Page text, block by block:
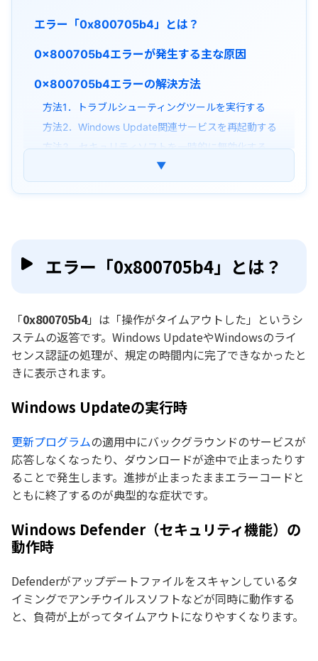
エラー「0x800705b4」とは？
0x800705b4エラーが発生する主な原因
0x800705b4エラーの解決方法
方法1．トラブルシューティングツールを実行する
方法2．Windows Update関連サービスを再起動する
方法3．セキュリティソフトを一時的に無効化する
方法4．Windows Updateのキャッシュを削除する
てしまった時の対処法
▼
エラー「0x800705b4」とは？
「0x800705b4」は「操作がタイムアウトした」というシ
ステムの返答です。Windows UpdateやWindowsのライ
センス認証の処理が、規定の時間内に完了できなかったと
きに表示されます。
Windows Updateの実行時
更新プログラムの適用中にバックグラウンドのサービスが
応答しなくなったり、ダウンロードが途中で止まったりす
ることで発生します。進捗が止まったままエラーコードと
ともに終了するのが典型的な症状です。
Windows Defender（セキュリティ機能）の
動作時
Defenderがアップデートファイルをスキャンしているタ
イミングでアンチウイルスソフトなどが同時に動作する
と、負荷が上がってタイムアウトになりやすくなります。